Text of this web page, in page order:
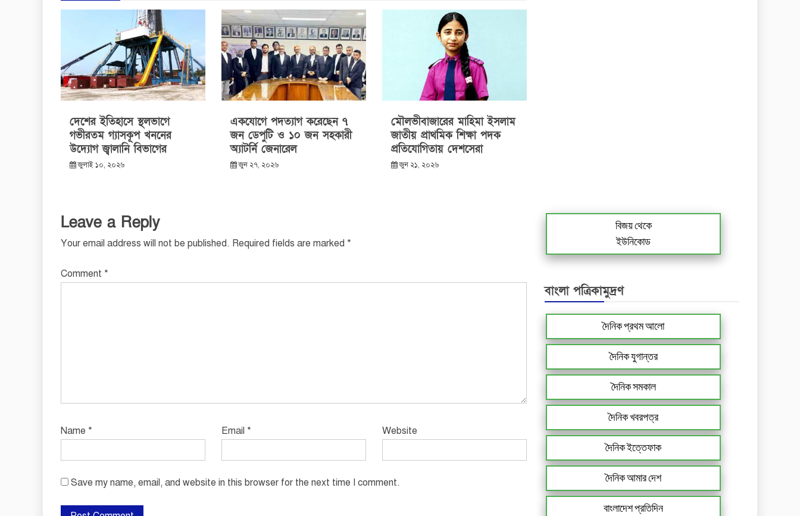
দেশের ইতিহাসে স্থলভাগে
গভীরতম গ্যাসকূপ খননের
উদ্যোগ জ্বালানি বিভাগের
জুলাই ১০, ২০২৬
একযোগে পদত্যাগ করেছেন ৭
জন ডেপুটি ও ১০ জন সহকারী
অ্যাটর্নি জেনারেল
জুন ২৭, ২০২৬
মৌলভীবাজারের মাহিমা ইসলাম
জাতীয় প্রাথমিক শিক্ষা পদক
প্রতিযোগিতায় দেশসেরা
জুন ২১, ২০২৬
Leave a Reply
Your email address will not be published. Required fields are marked *
Comment *
Name * Email * Website
Save my name, email, and website in this browser for the next time I comment.
বিজয় থেকে
ইউনিকোড
বাংলা পত্রিকামুদ্রণ
দৈনিক প্রথম আলো
দৈনিক যুগান্তর
দৈনিক সমকাল
দৈনিক খবরপত্র
দৈনিক ইত্তেফাক
দৈনিক আমার দেশ
বাংলাদেশ প্রতিদিন